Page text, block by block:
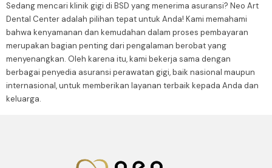
Sedang mencari klinik gigi di BSD yang menerima asuransi? Neo Art
Dental Center adalah pilihan tepat untuk Anda! Kami memahami
bahwa kenyamanan dan kemudahan dalam proses pembayaran
merupakan bagian penting dari pengalaman berobat yang
menyenangkan. Oleh karena itu, kami bekerja sama dengan
berbagai penyedia asuransi perawatan gigi, baik nasional maupun
internasional, untuk memberikan layanan terbaik kepada Anda dan
keluarga.